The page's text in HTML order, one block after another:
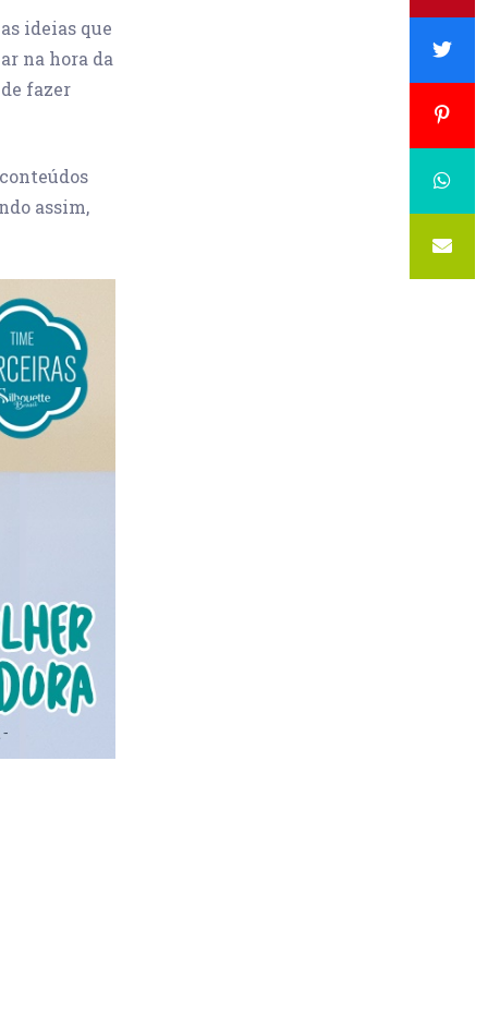
ideias que
na hora da
fazer
assim,